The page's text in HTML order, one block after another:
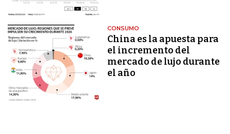
CONSUMO
China es la apuesta para
el incremento del
mercado de lujo durante
el año